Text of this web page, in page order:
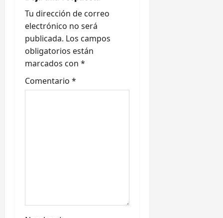
i
ó
n
d
a
Tu dirección de correo
electrónico no será
publicada. Los campos
obligatorios están
marcados con *
Comentario *